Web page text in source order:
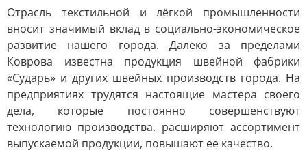
Отрасль текстильной и лёгкой промышленности
вносит значимый вклад в социально-экономическое
развитие нашего города. Далеко за пределами
Коврова известна продукция швейной фабрики
«Сударь» и других швейных производств города. На
предприятиях трудятся настоящие мастера своего
дела, которые постоянно совершенствуют
технологию производства, расширяют ассортимент
выпускаемой продукции, повышают ее качество.